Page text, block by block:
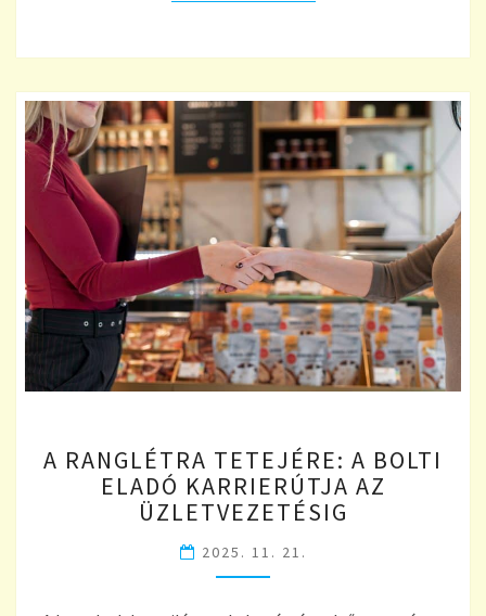
RANGLÉTRA
TETEJÉRE:
A
ELADÓ
KARRIERÚTJA
A RANGLÉTRA TETEJÉRE: A BOLTI
ELADÓ KARRIERÚTJA AZ
ÜZLETVEZETÉSIG
2025. 11. 21.